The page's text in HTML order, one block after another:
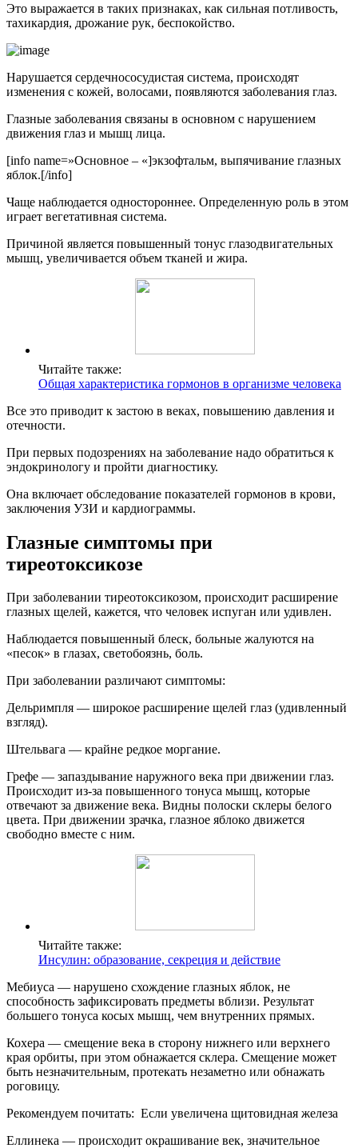
Это выражается в таких признаках, как сильная потливость,
тахикардия, дрожание рук, беспокойство.
Нарушается сердечнососудистая система, происходят
изменения с кожей, волосами, появляются заболевания глаз.
Глазные заболевания связаны в основном с нарушением
движения глаз и мышц лица.
[info name=»Основное – «]экзофтальм, выпячивание глазных
яблок.[/info]
Чаще наблюдается одностороннее. Определенную роль в этом
играет вегетативная система.
Причиной является повышенный тонус глазодвигательных
мышц, увеличивается объем тканей и жира.
Читайте также:
Общая характеристика гормонов в организме человека
Все это приводит к застою в веках, повышению давления и
отечности.
При первых подозрениях на заболевание надо обратиться к
эндокринологу и пройти диагностику.
Она включает обследование показателей гормонов в крови,
заключения УЗИ и кардиограммы.
Глазные симптомы при
тиреотоксикозе
При заболевании тиреотоксикозом, происходит расширение
глазных щелей, кажется, что человек испуган или удивлен.
Наблюдается повышенный блеск, больные жалуются на
«песок» в глазах, светобоязнь, боль.
При заболевании различают симптомы:
Дельримпля — широкое расширение щелей глаз (удивленный
взгляд).
Штельвага — крайне редкое моргание.
Грефе — запаздывание наружного века при движении глаз.
Происходит из-за повышенного тонуса мышц, которые
отвечают за движение века. Видны полоски склеры белого
цвета. При движении зрачка, глазное яблоко движется
свободно вместе с ним.
Читайте также:
Инсулин: образование, секреция и действие
Мебиуса — нарушено схождение глазных яблок, не
способность зафиксировать предметы вблизи. Результат
большего тонуса косых мышц, чем внутренних прямых.
Кохера — смещение века в сторону нижнего или верхнего
края орбиты, при этом обнажается склера. Смещение может
быть незначительным, протекать незаметно или обнажать
роговицу.
Рекомендуем почитать: Если увеличена щитовидная железа
Еллинека — происходит окрашивание век, значительное